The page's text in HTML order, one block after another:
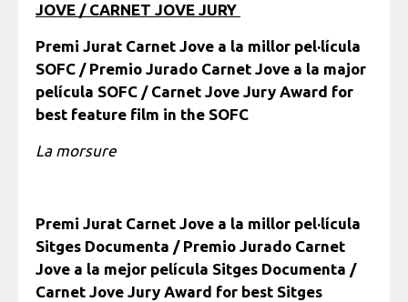
JOVE / CARNET JOVE JURY
Premi Jurat Carnet Jove a la millor pel·lícula
SOFC / Premio Jurado Carnet Jove a la major
película SOFC / Carnet Jove Jury Award for
best feature film in the SOFC
La morsure
Premi Jurat Carnet Jove a la millor pel·lícula
Sitges Documenta / Premio Jurado Carnet
Jove a la mejor película Sitges Documenta /
Carnet Jove Jury Award for best Sitges